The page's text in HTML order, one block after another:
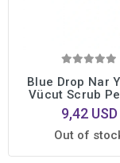
Blue Drop Nar
Vücut Scrub
480ml
Arınmış Cilt
Yenileyici
9,42 USD
Out of